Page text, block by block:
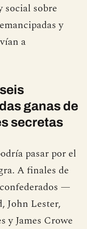
sobre
y
a
ganas de
secretas
pasar por el
A finales de
—
John Lester,
y James Crowe